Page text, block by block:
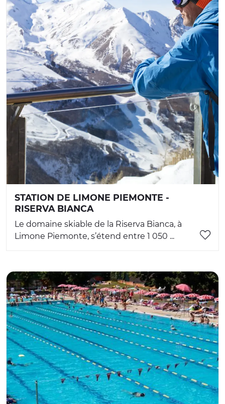
STATION DE LIMONE PIEMONTE -
RISERVA BIANCA
Le domaine skiable de la Riserva Bianca, à
Limone Piemonte, s’étend entre 1 050 ...